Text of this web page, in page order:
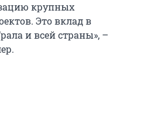
крупных
Это вклад в
и всей страны», –